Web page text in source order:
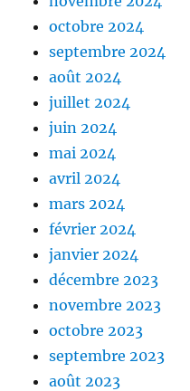
octobre 2024
septembre 2024
août 2024
juillet 2024
juin 2024
mai 2024
avril 2024
mars 2024
février 2024
janvier 2024
décembre 2023
novembre 2023
octobre 2023
septembre 2023
août 2023